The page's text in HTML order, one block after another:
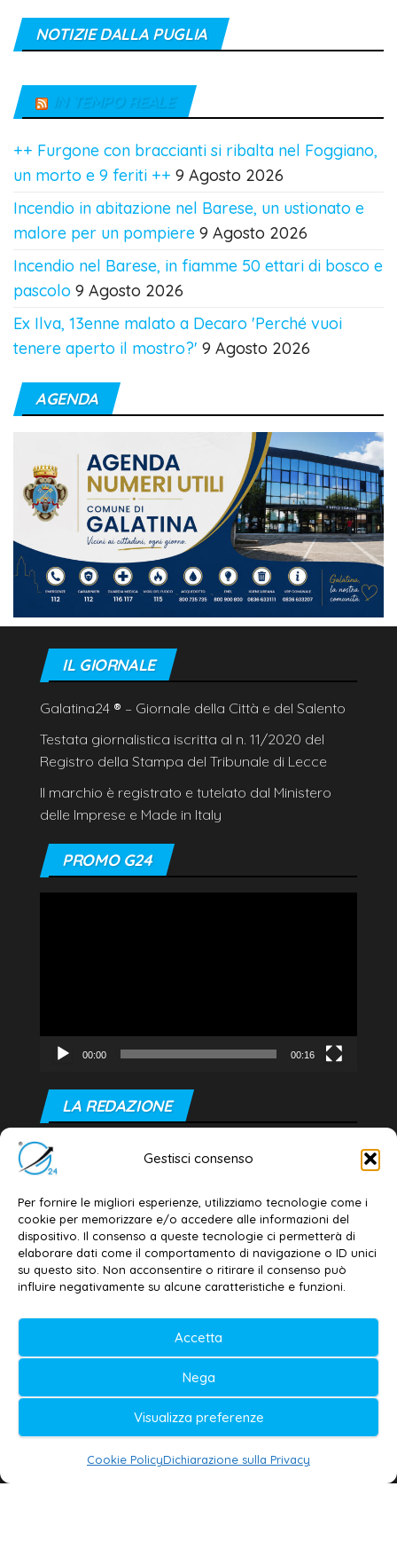
Gestisci consenso
Per fornire le migliori esperienze, utilizziamo tecnologie come i
cookie per memorizzare e/o accedere alle informazioni del
dispositivo. Il consenso a queste tecnologie ci permetterà di
elaborare dati come il comportamento di navigazione o ID unici
su questo sito. Non acconsentire o ritirare il consenso può
influire negativamente su alcune caratteristiche e funzioni.
Accetta
Nega
Visualizza preferenze
Cookie PolicyDichiarazione sulla Privacy
NOTIZIE DALLA PUGLIA
IN TEMPO REALE
++ Furgone con braccianti si ribalta nel Foggiano,
un morto e 9 feriti ++ 9 Agosto 2026
Incendio in abitazione nel Barese, un ustionato e
malore per un pompiere 9 Agosto 2026
Incendio nel Barese, in fiamme 50 ettari di bosco e
pascolo 9 Agosto 2026
Ex Ilva, 13enne malato a Decaro 'Perché vuoi
tenere aperto il mostro?' 9 Agosto 2026
AGENDA
IL GIORNALE
Galatina24 ® – Giornale della Città e del Salento
Testata giornalistica iscritta al n. 11/2020 del
Registro della Stampa del Tribunale di Lecce
Il marchio è registrato e tutelato dal Ministero
delle Imprese e Made in Italy
PROMO G24
00:00 00:16
LA REDAZIONE
Editore e direttore responsabile:
Dott. Daniele G. Masciullo
Email: redazione@galatina24.it
Contatti –Disclaimer
Privacy policy –Cookie policy
Testata iscritta al n. 11/2020 Registro della
Stampa Tribunale di Lecce
Editore e direttore responsabile:
Daniele G. Masciullo